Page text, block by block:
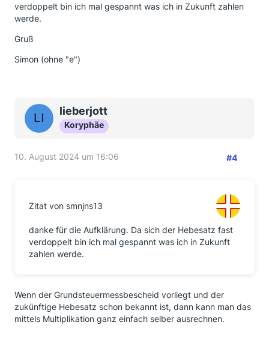
verdoppelt bin ich mal gespannt was ich in Zukunft zahlen
werde.
Gruß
Simon (ohne "e")
lieberjott
Koryphäe
10. August 2024 um 16:06 #4
Zitat von smnjns13
danke für die Aufklärung. Da sich der Hebesatz fast
verdoppelt bin ich mal gespannt was ich in Zukunft
zahlen werde.
Wenn der Grundsteuermessbescheid vorliegt und der
zukünftige Hebesatz schon bekannt ist, dann kann man das
mittels Multiplikation ganz einfach selber ausrechnen.